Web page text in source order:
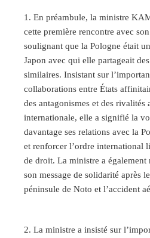
En préambule, la ministre
cette première rencontre avec
soulignant que la Pologne était
Japon avec qui elle partageait
similaires. Insistant sur
collaborations entre États
des antagonismes et des rivalités
internationale, elle a signifié la
davantage ses relations avec la
et renforcer l’ordre international
de droit. La ministre a
son message de solidarité après
péninsule de Noto et l’accident
La ministre a insisté sur